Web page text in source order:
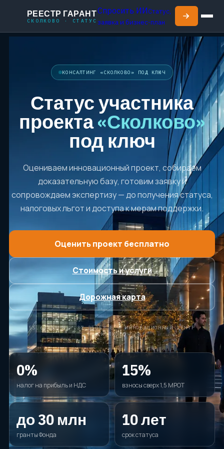
РЕЕСТР ГАРАНТ
СКОЛКОВО · СТАТУС
Спросить ИИСтатус,
заявка и бизнес-план
ДОПОЛНИТЕЛЬНО
О компании
Контакты
Спросить ИИ
ПРОВЕРИМ ПРОЕКТ И СОБЕРЁМ МАРШРУТ
ЗАЯВКИ
СВЯЗАТЬСЯ С НАМИ
+7 920-898-17-18
reestrgarant@mail.ru
Подать заявку
КОНСАЛТИНГ «СКОЛКОВО» ПОД КЛЮЧ
Статус участника
проекта«Сколково»
под ключ
Оцениваем инновационный проект, собираем
доказательную базу, готовим заявку и
сопровождаем экспертизу — до получения статуса,
налоговых льгот и доступа к мерам поддержки.
Оценить проект бесплатно
Стоимость и услуги
Дорожная карта
55.6866° N · 37.3505° E — ИННОВАЦИОННЫЙ ЦЕНТР
«СКОЛКОВО»
0%
налог на прибыль и НДС
15%
взносы сверх 1,5 МРОТ
до 30 млн
гранты Фонда
10 лет
срок статуса